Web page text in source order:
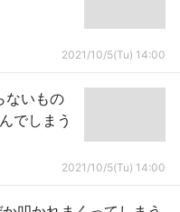
2021/10/5(Tu) 14:00
ないもの
でしまう
2021/10/5(Tu) 14:00